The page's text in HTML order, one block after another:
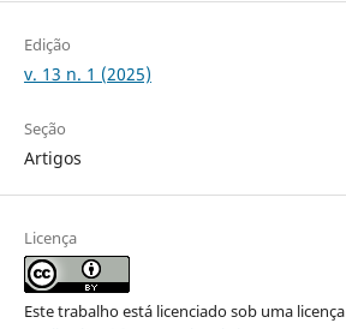
Edição
v. 13 n. 1 (2025)
Seção
Artigos
Licença
Este trabalho está licenciado sob uma licença